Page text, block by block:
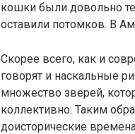
кошки были довольно
оставили потомков. В
Скорее всего, как и
говорят и наскальные
множество зверей,
коллективно. Таким
доисторические